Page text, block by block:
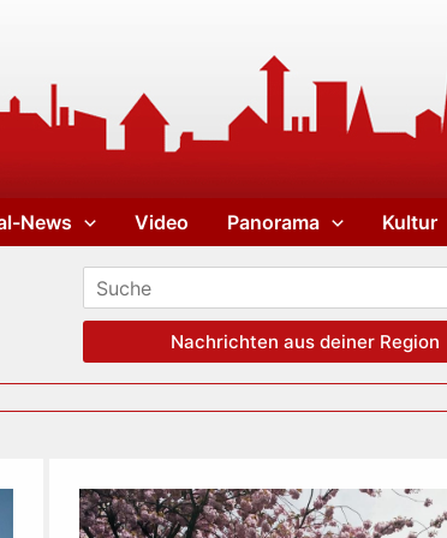
News Video Panorama Kultur
Nachrichten aus deiner Region